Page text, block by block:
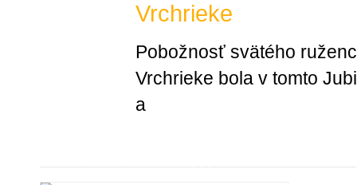
Vrchrieke
Pobožnosť svätého
Vrchrieke bola v tomto
a